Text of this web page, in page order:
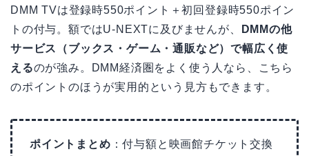
DMM TVは登録時550ポイント＋初回登録時550ポイン
トの付与。額ではU-NEXTに及びませんが、
DMMの他
サービス（ブックス・ゲーム・通販など）で幅広く使
えるのが強み。DMM経済圏をよく使う人なら、こちら
のポイントのほうが実用的という見方もできます。
ポイントまとめ ：付与額と映画館チケット交換